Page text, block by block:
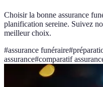
Choisir la bonne assurance
planification sereine. Suivez
meilleur choix.
#assurance funéraire#
assurance#comparatif